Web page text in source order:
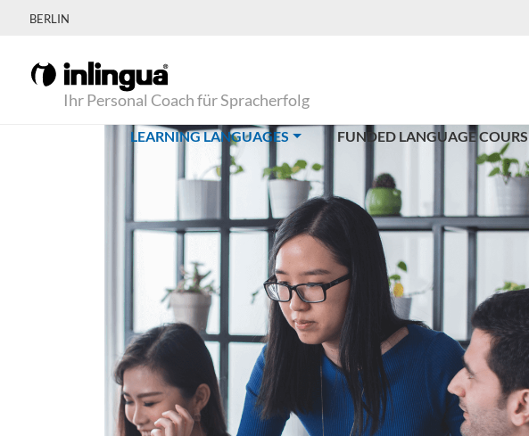
BERLIN
Ihr Personal Coach für Spracherfolg
LEARNING LANGUAGES(CURRENT)FUNDED LANGUAGE